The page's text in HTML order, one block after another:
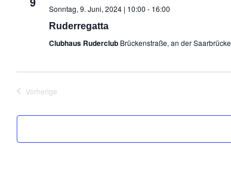
Sonntag, 9. Juni, 2024 | 10:00 - 16:00
Ruderregatta
Clubhaus Ruderclub Brückenstraße, an der Saarbrücke
Vorherige